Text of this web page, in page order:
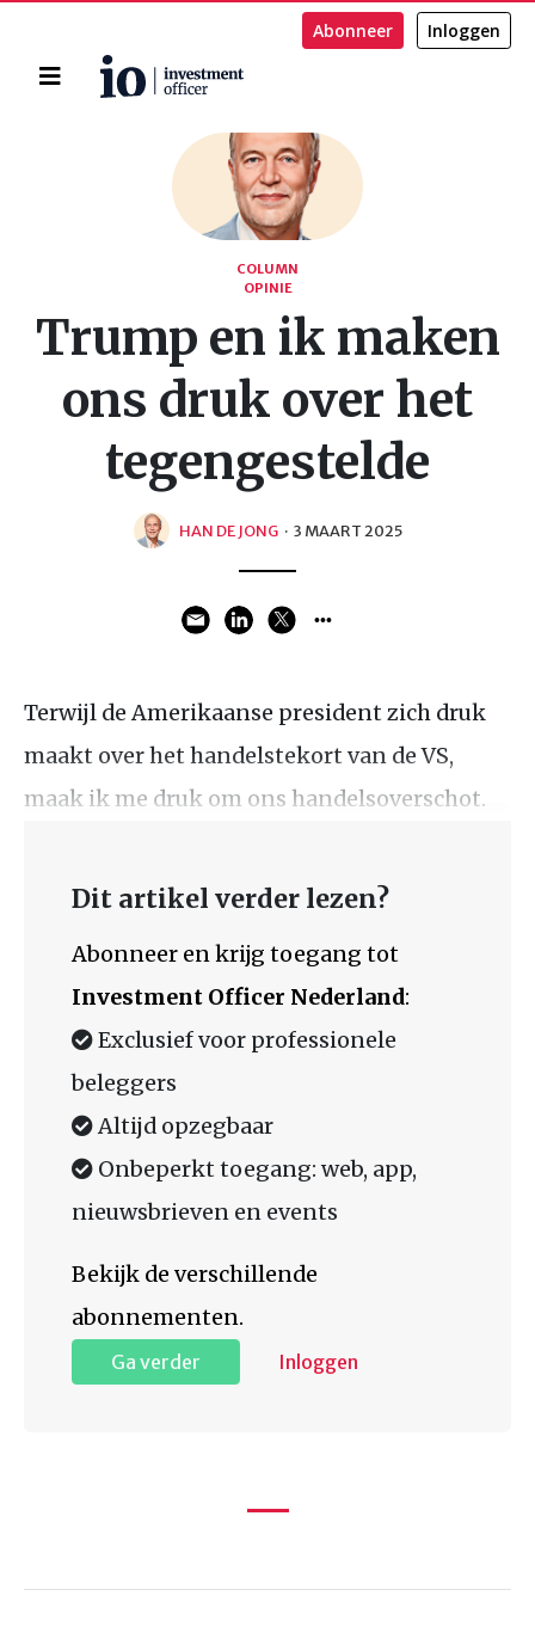
Home
Abonneer Inloggen
COLUMN
OPINIE
Trump en ik maken
ons druk over het
tegengestelde
HAN DE JONG · 3 MAART 2025
Terwijl de Amerikaanse president zich druk
maakt over het handelstekort van de VS,
maak ik me druk om ons handelsoverschot.
Dit artikel verder lezen?
Abonneer en krijg toegang tot
Investment Officer Nederland:
Exclusief voor professionele
beleggers
Altijd opzegbaar
Onbeperkt toegang: web, app,
nieuwsbrieven en events
Bekijk de verschillende
abonnementen.
Ga verder Inloggen